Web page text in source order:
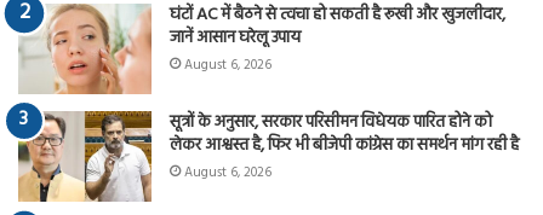
घंटों AC में बैठने से त्वचा हो सकती है रूखी और खुजलीदार,
जानें आसान घरेलू उपाय
August 6, 2026
सूत्रों के अनुसार, सरकार परिसीमन विधेयक पारित होने को
लेकर आश्वस्त है, फिर भी बीजेपी कांग्रेस का समर्थन मांग रही है
August 6, 2026